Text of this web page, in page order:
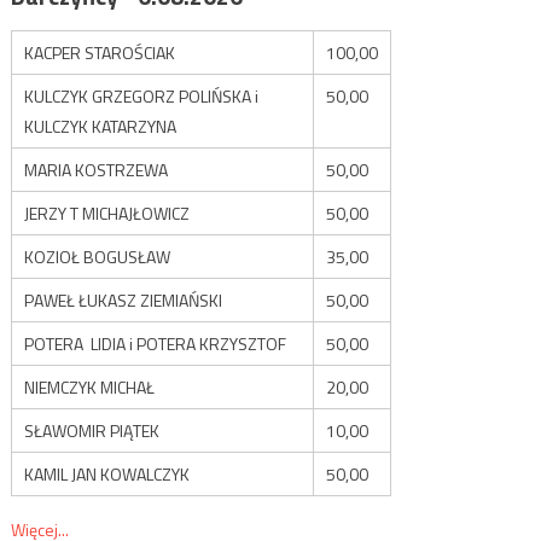
KACPER STAROŚCIAK
100,00
KULCZYK GRZEGORZ POLIŃSKA i
KULCZYK KATARZYNA
50,00
MARIA KOSTRZEWA
50,00
JERZY T MICHAJŁOWICZ
50,00
KOZIOŁ BOGUSŁAW
35,00
PAWEŁ ŁUKASZ ZIEMIAŃSKI
50,00
POTERA LIDIA i POTERA KRZYSZTOF
50,00
NIEMCZYK MICHAŁ
20,00
SŁAWOMIR PIĄTEK
10,00
KAMIL JAN KOWALCZYK
50,00
Więcej...